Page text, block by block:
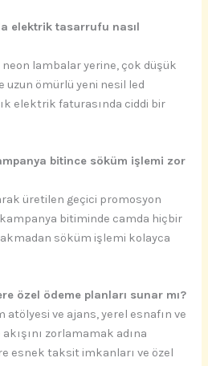
elektrik tasarrufu nasıl
lambalar yerine, çok düşük
ömürlü yeni nesil led
elektrik faturasında ciddi bir
bitince söküm işlemi zor
üretilen geçici promosyon
kampanya bitiminde camda hiçbir
söküm işlemi kolayca
özel ödeme planları sunar mı?
ve ajans, yerel esnafın ve
zorlamamak adına
esnek taksit imkanları ve özel